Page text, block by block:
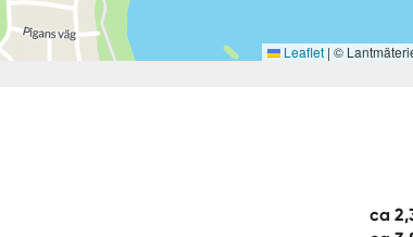
Leaflet | ©
ca